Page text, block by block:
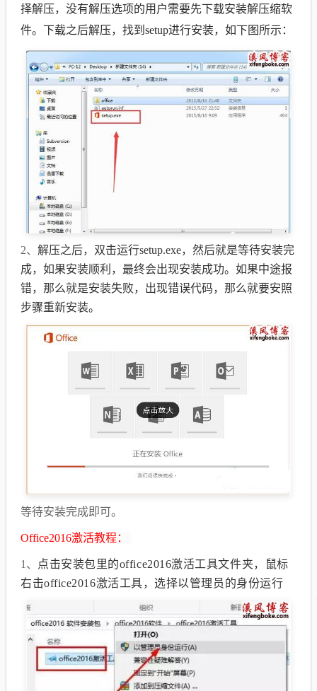
择解压，没有解压选项的用户需要先下载安装解压缩软
件。下载之后解压，找到setup进行安装，如下图所示：
2、 解压之后，双击运行setup.exe，然后就是等待安装完
成，如果安装顺利，最终会出现安装成功。如果中途报
错，那么就是安装失败，出现错误代码，那么就要安照
步骤重新安装。
等待安装完成即可。
Office2016激活教程：
1、
点击安装包里的office2016激活工具文件夹，鼠标
右击office2016激活工具，选择以管理员的身份运行